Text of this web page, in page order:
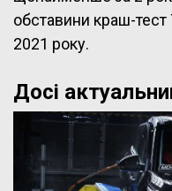
обставини краш-
2021 року.
Досі